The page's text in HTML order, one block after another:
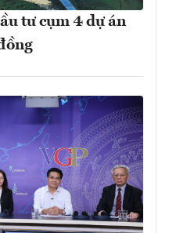
tư cụm 4 dự án